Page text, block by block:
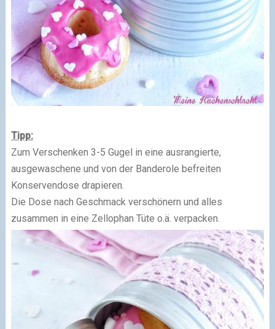
Tipp:
Zum Verschenken 3-5 Gugel in eine ausrangierte,
ausgewaschene und von der Banderole befreiten
Konservendose drapieren.
Die Dose nach Geschmack verschönern und alles
zusammen in eine Zellophan Tüte o.ä. verpacken.